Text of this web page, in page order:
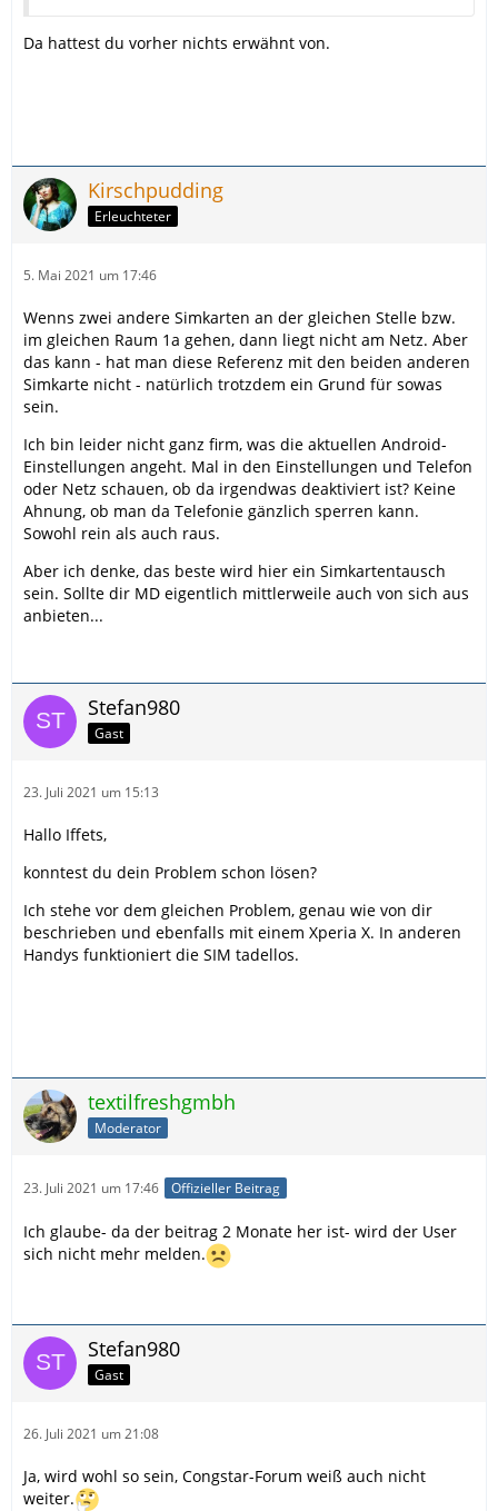
Da hattest du vorher nichts erwähnt von.
Kirschpudding
Erleuchteter
5. Mai 2021 um 17:46
Wenns zwei andere Simkarten an der gleichen Stelle bzw.
im gleichen Raum 1a gehen, dann liegt nicht am Netz. Aber
das kann - hat man diese Referenz mit den beiden anderen
Simkarte nicht - natürlich trotzdem ein Grund für sowas
sein.
Ich bin leider nicht ganz firm, was die aktuellen Android-
Einstellungen angeht. Mal in den Einstellungen und Telefon
oder Netz schauen, ob da irgendwas deaktiviert ist? Keine
Ahnung, ob man da Telefonie gänzlich sperren kann.
Sowohl rein als auch raus.
Aber ich denke, das beste wird hier ein Simkartentausch
sein. Sollte dir MD eigentlich mittlerweile auch von sich aus
anbieten...
Stefan980
Gast
23. Juli 2021 um 15:13
Hallo Iffets,
konntest du dein Problem schon lösen?
Ich stehe vor dem gleichen Problem, genau wie von dir
beschrieben und ebenfalls mit einem Xperia X. In anderen
Handys funktioniert die SIM tadellos.
textilfreshgmbh
Moderator
23. Juli 2021 um 17:46 Offizieller Beitrag
Ich glaube- da der beitrag 2 Monate her ist- wird der User
sich nicht mehr melden.
Stefan980
Gast
26. Juli 2021 um 21:08
Ja, wird wohl so sein, Congstar-Forum weiß auch nicht
weiter.